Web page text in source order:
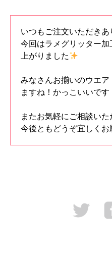
いつもご注文いただきあ
今回はラメグリッター
上がりました
みなさんお揃いのウエ
ますね！かっこいいです
またお気軽にご相談いた
今後ともどうぞ宜しくお